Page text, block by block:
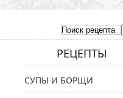
РЕЦЕПТЫ
СУПЫ И БОРЩИ